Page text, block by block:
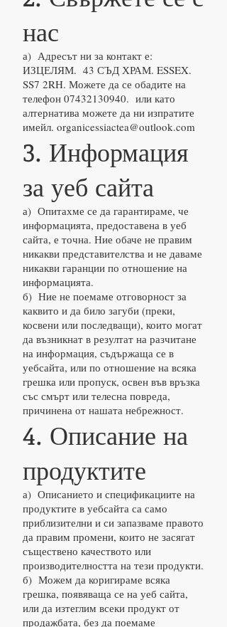
нас
а) Адресът ни за контакт е:
ИЗЦЕЛЯМ. 43 СЪД ХРАМ. ESSEX.
SS7 2RH. Можете да се обадите на
телефон 07432130940. или като
алтернатива можете да ни изпратите
имейл. organicessiactea@outlook.com
3. Информация
за уеб сайта
а) Опитахме се да гарантираме, че
информацията, предоставена в уеб
сайта, е точна. Ние обаче не правим
никакви представителства и не даваме
никакви гаранции по отношение на
информацията.
б) Ние не поемаме отговорност за
каквито и да било загуби (преки,
косвени или последващи), които могат
да възникнат в резултат на разчитане
на информация, съдържаща се в
уебсайта, или по отношение на всяка
грешка или пропуск, освен във връзка
със смърт или телесна повреда,
причинена от нашата небрежност.
4. Описание на
продуктите
а) Описанието и спецификациите на
продуктите в уебсайта са само
приблизителни и си запазваме правото
да правим промени, които не засягат
съществено качеството или
производителността на тези продукти.
б) Можем да коригираме всяка
грешка, появяваща се на уеб сайта,
или да изтеглим всеки продукт от
продажбата, без да поемаме